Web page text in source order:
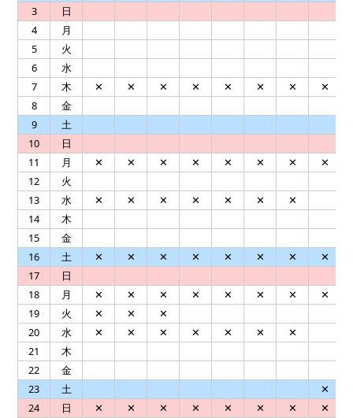
3
日
4
月
5
火
6
水
7
木 ✕ ✕ ✕ ✕ ✕ ✕ ✕ ✕
8
金
9
土
10
日
11
月 ✕ ✕ ✕ ✕ ✕ ✕ ✕ ✕
12
火
13
水 ✕ ✕ ✕ ✕ ✕ ✕
✕
14
木
15
金
16
土 ✕ ✕ ✕ ✕ ✕ ✕ ✕ ✕
17
日
18
月 ✕ ✕ ✕ ✕ ✕ ✕ ✕ ✕
19
火 ✕ ✕
✕
20
水 ✕ ✕ ✕ ✕ ✕ ✕
✕
21
木
22
金
23
土 ✕
24
日 ✕ ✕ ✕ ✕ ✕ ✕ ✕ ✕